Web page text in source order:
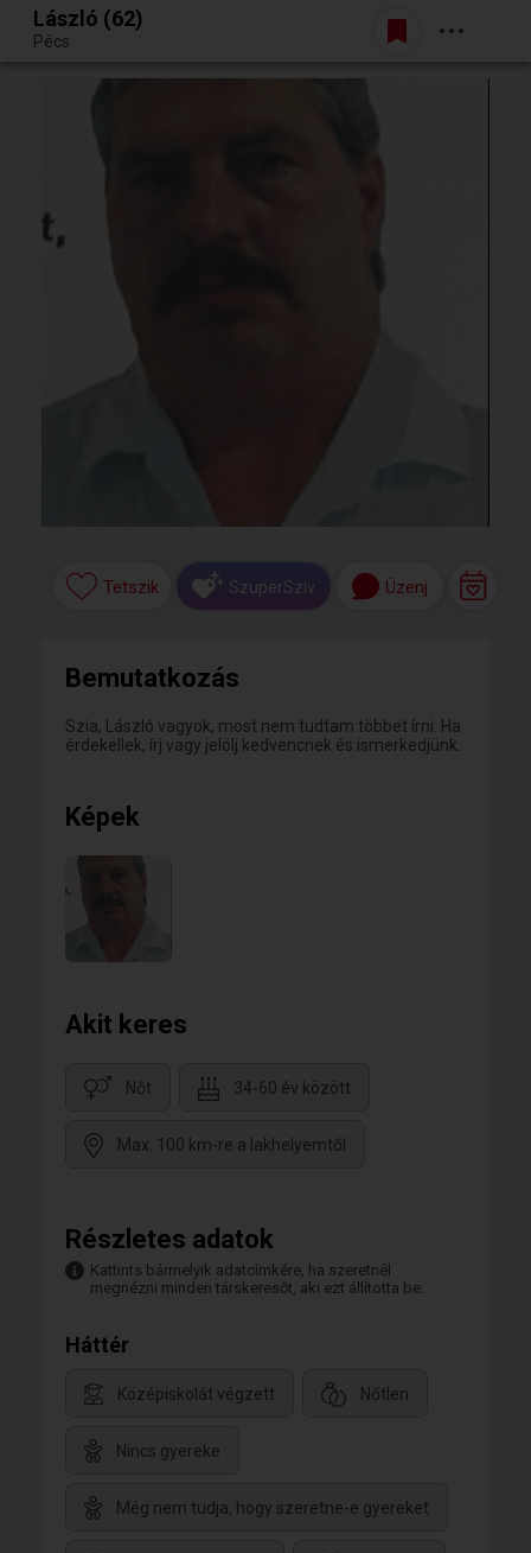
Egy jó randiból bármi lehet.
Belépés
László (62)
Pécs
Tetszik SzuperSzív Üzenj
Bemutatkozás
Szia, László vagyok, most nem tudtam többet írni. Ha
érdekellek, írj vagy jelölj kedvencnek és ismerkedjünk.
Képek
Akit keres
Nőt 34-60 év között
Max. 100 km-re a lakhelyemtől
Részletes adatok
Kattints bármelyik adatcímkére, ha szeretnél
megnézni minden társkeresőt, aki ezt állította be.
Háttér
Középiskolát végzett Nőtlen
Nincs gyereke
Még nem tudja, hogy szeretne-e gyereket